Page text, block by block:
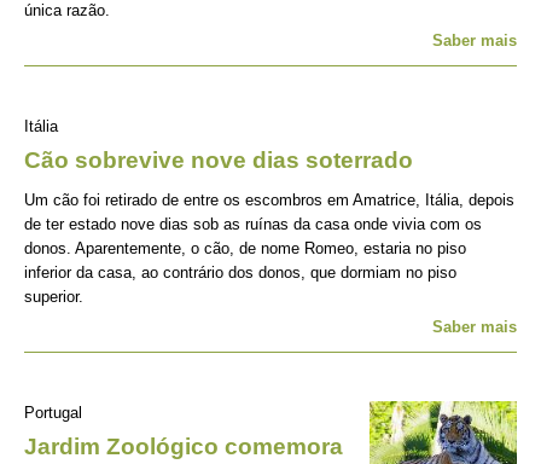
única razão.
Saber mais
Itália
Cão sobrevive nove dias soterrado
Um cão foi retirado de entre os escombros em Amatrice, Itália, depois
de ter estado nove dias sob as ruínas da casa onde vivia com os
donos. Aparentemente, o cão, de nome Romeo, estaria no piso
inferior da casa, ao contrário dos donos, que dormiam no piso
superior.
Saber mais
Portugal
Jardim Zoológico comemora